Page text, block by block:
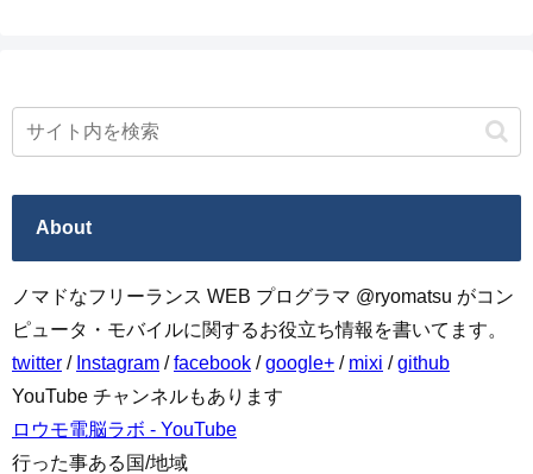
About
ノマドなフリーランス WEB プログラマ @ryomatsu がコン
ピュータ・モバイルに関するお役立ち情報を書いてます。
twitter / Instagram /facebook /google+ / mixi /github
YouTube チャンネルもあります
ロウモ電脳ラボ - YouTube
行った事ある国/地域